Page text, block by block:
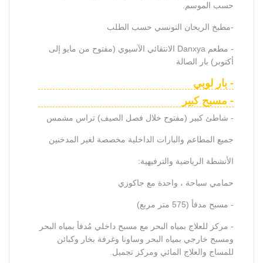
حسب الموسم.
-مطبخ الريحان التونسي حسب الطلب
- مطعم Danxya الانتقائي الآسيوي (مفتوح من مايو إلى
أكتوبر) بار الصالة
- بار لوبي
- مسبح كبير
- شاطئ كبير (مفتوح خلال فصل الصيف) تراس مشمس
جميع المطاعم والبارات الداخلية مخصصة لغير المدخنين
الأنشطة الرياضية والترفيهية:
حمامي سباحة ، واحدة مع جاكوزي
- مسبح مدفأ (575 متر مربع)
- مركز للعلاج بمياه البحر مع مسبح داخلي مُدفأ بمياه البحر
ومسبح خارجي بمياه البحر وساونا وغرفة بخار وكبائن
للمساج والعلاج المائي ومركز تجميل.